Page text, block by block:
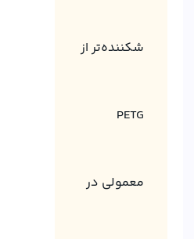
شکننده‌تر از
PETG
معمولی در